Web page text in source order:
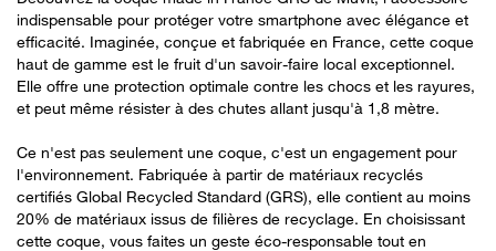
indispensable pour protéger votre smartphone avec élégance et
efficacité. Imaginée, conçue et fabriquée en France, cette coque
haut de gamme est le fruit d'un savoir-faire local exceptionnel.
Elle offre une protection optimale contre les chocs et les rayures,
et peut même résister à des chutes allant jusqu'à 1,8 mètre.
Ce n'est pas seulement une coque, c'est un engagement pour
l'environnement. Fabriquée à partir de matériaux recyclés
certifiés Global Recycled Standard (GRS), elle contient au moins
20% de matériaux issus de filières de recyclage. En choisissant
cette coque, vous faites un geste éco-responsable tout en